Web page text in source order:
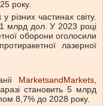
року.
частинах світу.
млрд дол. У 2023 році
оборони оголосили
лазерної
MarketsandMarkets,
становить 5 млрд
8,7% до 2028 року.